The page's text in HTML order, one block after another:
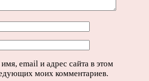
email и адрес сайта в этом
моих комментариев.